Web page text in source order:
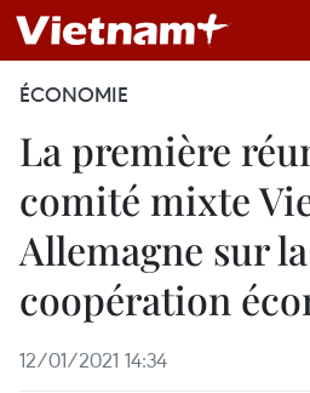
ÉCONOMIE
La première
comité mixte
Allemagne sur la
coopération
12/01/2021 14:34